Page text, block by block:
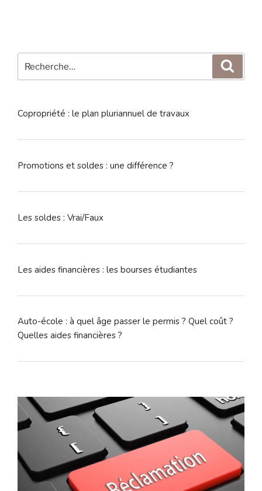
pour
Copropriété : le plan pluriannuel de travaux
Promotions et soldes : une différence ?
Les soldes : Vrai/Faux
Les aides financières : les bourses étudiantes
Auto-école : à quel âge passer le permis ? Quel coût ?
Quelles aides financières ?